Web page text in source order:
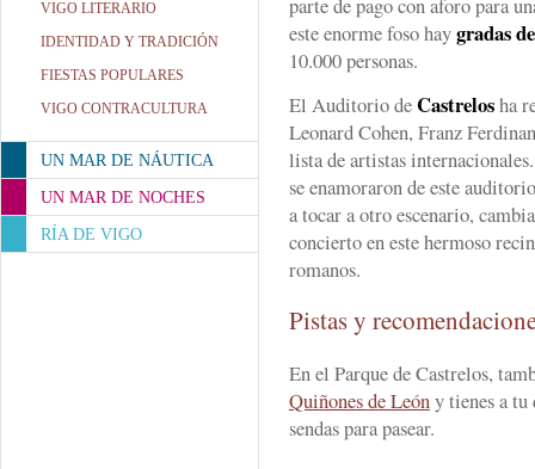
VIGO LITERARIO
IDENTIDAD Y TRADICIÓN
FIESTAS POPULARES
VIGO CONTRACULTURA
UN MAR DE NÁUTICA
UN MAR DE NOCHES
RÍA DE VIGO
este enorme foso haygradas
10.000 personas.
El Auditorio deCastrelosha
Leonard Cohen, Franz
lista de artistas
se enamoraron de este
a tocar a otro escenario,
concierto en este hermoso
romanos.
Pistas y
En el Parque de Castrelos,
Quiñones de Leóny tienes a
sendas para pasear.